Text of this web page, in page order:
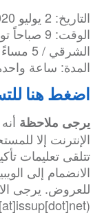
التاريخ: 2 يوليو 2020
الشرقي / 5 مساءً لندن
المدة: ساعة
اضغط هنا
يرجى ملاحظة
الإنترنت إلا
تتلقى تعليمات
الانضمام إلى
للعروض. يرجى